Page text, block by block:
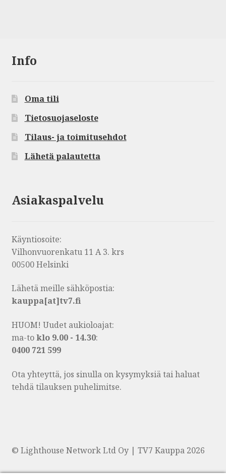
Info
Oma tili
Tietosuojaseloste
Tilaus- ja toimitusehdot
Lähetä palautetta
Asiakaspalvelu
Käyntiosoite:
Vilhonvuorenkatu 11 A 3. krs
00500 Helsinki
Lähetä meille sähköpostia:
kauppa[at]tv7.fi
HUOM! Uudet aukioloajat:
ma-toklo 9.00 - 14.30:
0400 721 599
Ota yhteyttä, jos sinulla on kysymyksiä tai haluat
tehdä tilauksen puhelimitse.
© Lighthouse Network Ltd Oy | TV7 Kauppa 2026